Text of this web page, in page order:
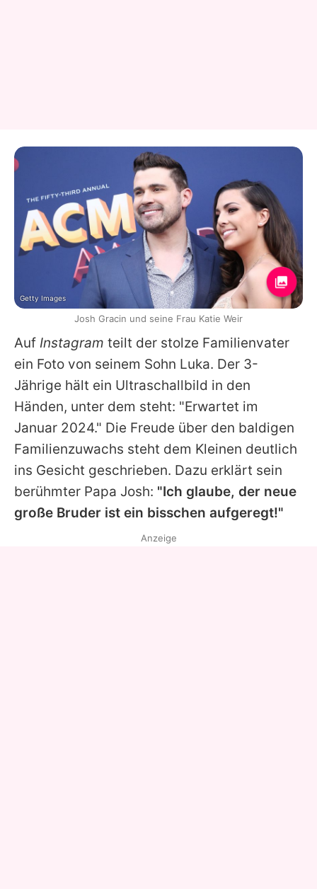
Auf Instagram teilt der stolze Familienvater
ein Foto von seinem Sohn Luka. Der 3-
Jährige hält ein Ultraschallbild in den
Händen, unter dem steht: "Erwartet im
Januar 2024." Die Freude über den baldigen
Familienzuwachs steht dem Kleinen deutlich
ins Gesicht geschrieben. Dazu erklärt sein
berühmter Papa Josh: "Ich glaube, der neue
große Bruder ist ein bisschen aufgeregt!"
Getty Images
Josh Gracin und seine Frau Katie Weir
Anzeige